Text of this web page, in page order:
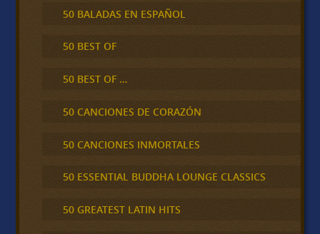
50 BALADAS EN ESPAÑOL
50 BEST OF
50 BEST OF …
50 CANCIONES DE CORAZÓN
50 CANCIONES INMORTALES
50 ESSENTIAL BUDDHA LOUNGE CLASSICS
50 GREATEST LATIN HITS